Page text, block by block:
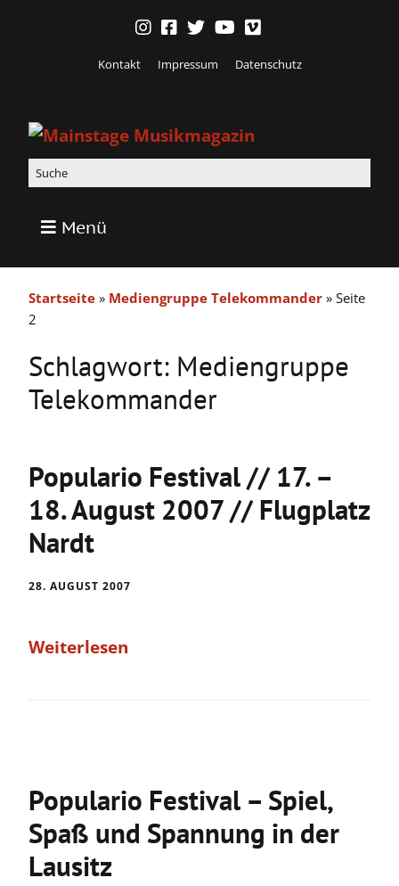
Kontakt Impressum Datenschutz
Menü
Startseite » Mediengruppe Telekommander » Seite
2
Schlagwort: Mediengruppe
Telekommander
Populario Festival // 17. –
18. August 2007 // Flugplatz
Nardt
28. AUGUST 2007
Weiterlesen
Populario Festival – Spiel,
Spaß und Spannung in der
Lausitz